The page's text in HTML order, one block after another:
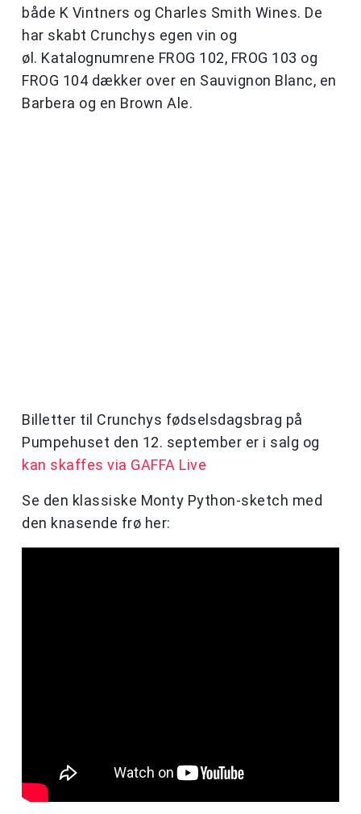
både K Vintners og Charles Smith Wines. De
har skabt Crunchys egen vin og
øl. Katalognumrene FROG 102, FROG 103 og
FROG 104 dækker over en Sauvignon Blanc, en
Barbera og en Brown Ale.
Billetter til Crunchys fødselsdagsbrag på
Pumpehuset den 12. september er i salg og
kan skaffes via GAFFA Live
Se den klassiske Monty Python-sketch med
den knasende frø her: